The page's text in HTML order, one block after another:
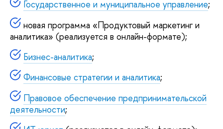
Государственное и муниципальное управление;
новая программа «Продуктовый маркетинг и
аналитика» (реализуется в онлайн-формате);
Бизнес-аналитика;
Финансовые стратегии и аналитика;
Правовое обеспечение предпринимательской
деятельности;